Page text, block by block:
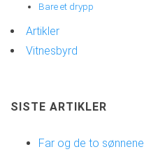
Bare et drypp
Artikler
Vitnesbyrd
SISTE ARTIKLER
Far og de to sønnene